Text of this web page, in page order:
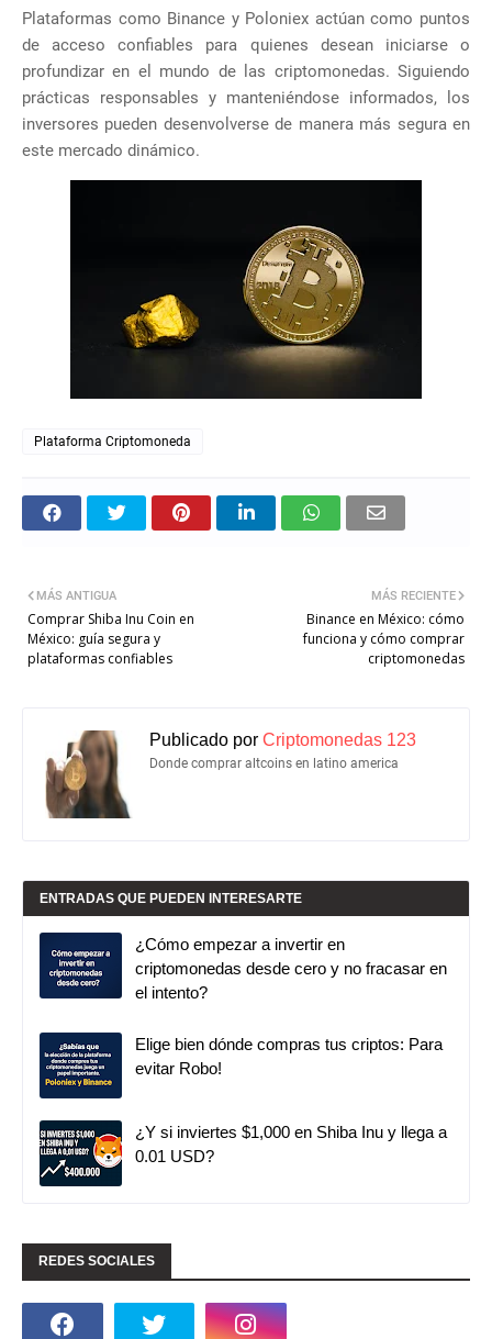
Plataformas como Binance y Poloniex actúan como puntos
de acceso confiables para quienes desean iniciarse o
profundizar en el mundo de las criptomonedas. Siguiendo
prácticas responsables y manteniéndose informados, los
inversores pueden desenvolverse de manera más segura en
este mercado dinámico.
Plataforma Criptomoneda
MÁS RECIENTE
Binance en México: cómo
funciona y cómo comprar
criptomonedas
MÁS ANTIGUA
Comprar Shiba Inu Coin en
México: guía segura y
plataformas confiables
Publicado por Criptomonedas 123
Donde comprar altcoins en latino america
ENTRADAS QUE PUEDEN INTERESARTE
¿Cómo empezar a invertir en
criptomonedas desde cero y no fracasar en
el intento?
Elige bien dónde compras tus criptos: Para
evitar Robo!
¿Y si inviertes $1,000 en Shiba Inu y llega a
0.01 USD?
REDES SOCIALES